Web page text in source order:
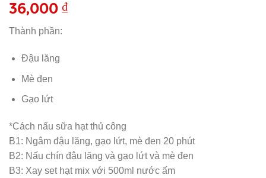
36,000 ₫
Thành phần:
Đậu lăng
Mè đen
Gạo lứt
*Cách nấu sữa hạt thủ công
B1: Ngâm đậu lăng, gạo lứt, mè đen 20 phút
B2: Nấu chín đậu lăng và gạo lứt và mè đen
B3: Xay set hạt mix với 500ml nước ấm